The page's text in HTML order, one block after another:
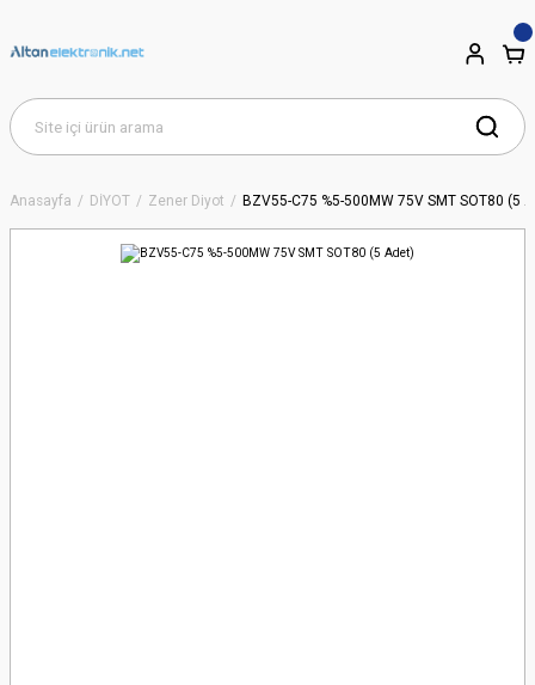
Anasayfa DİYOT Zener Diyot BZV55-C75 %5-500MW 75V SMT SOT80 (5